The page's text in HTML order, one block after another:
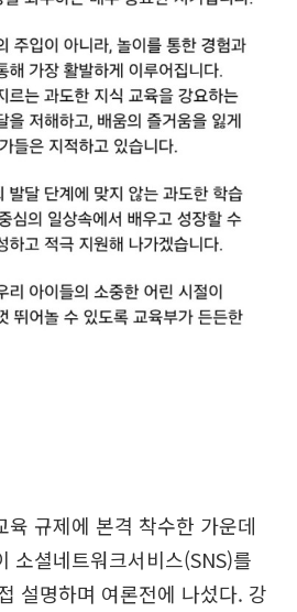
육 규제에 본격 착수한 가운데
소셜네트워크서비스(SNS)를
설명하며 여론전에 나섰다. 강